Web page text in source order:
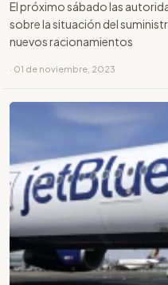
El próximo sábado las
sobre la situación del
nuevos racionamientos
· 01 de noviembre, 2023